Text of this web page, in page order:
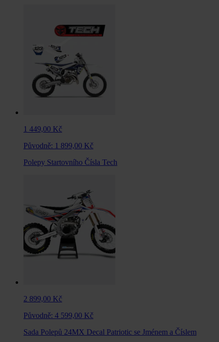
1 449,00 Kč
Původně: 1 899,00 Kč
Polepy Startovního Čísla Tech
2 899,00 Kč
Původně: 4 599,00 Kč
Sada Polepů 24MX Decal Patriotic se Jménem a Číslem